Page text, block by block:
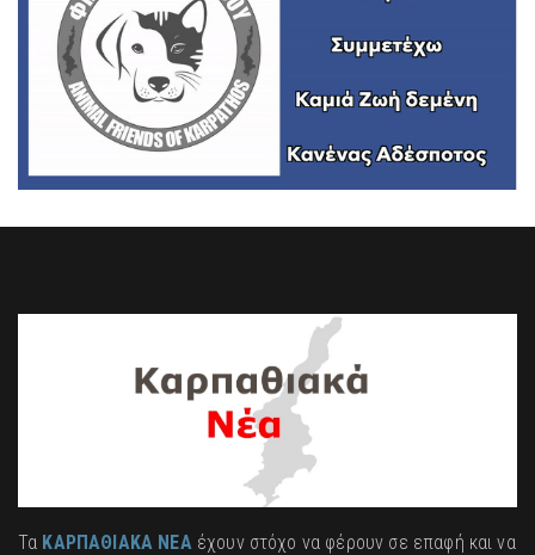
Τα ΚΑΡΠΑΘΙΑΚΑ ΝΕΑέχουν στόχο να φέρουν σε επαφή και να